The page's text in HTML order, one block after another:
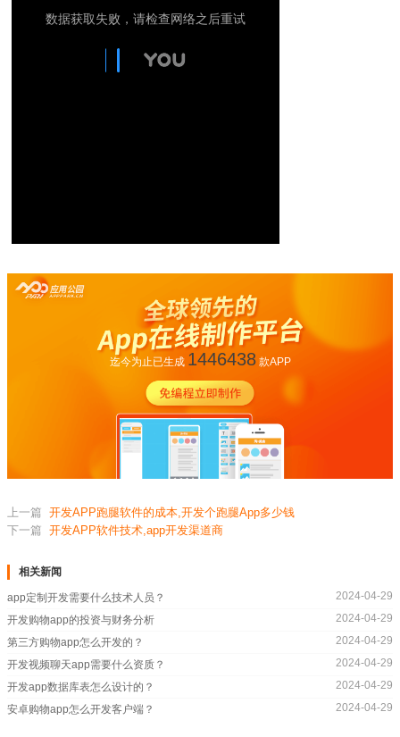
迄今为止已生成 1446438款APP
上一篇 开发APP跑腿软件的成本,开发个跑腿App多少钱
下一篇 开发APP软件技术,app开发渠道商
相关新闻
app定制开发需要什么技术人员？
2024-04-29
开发购物app的投资与财务分析
2024-04-29
第三方购物app怎么开发的？
2024-04-29
开发视频聊天app需要什么资质？
2024-04-29
开发app数据库表怎么设计的？
2024-04-29
安卓购物app怎么开发客户端？
2024-04-29